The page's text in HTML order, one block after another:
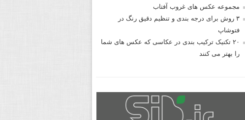
مجموعه عکس های غروب آفتاب
۳ روش برای درجه بندی و تنظیم دقیق رنگ در
فتوشاپ
۲۰ تکنیک ترکیب بندی در عکاسی که عکس های شما
را بهتر می کنند